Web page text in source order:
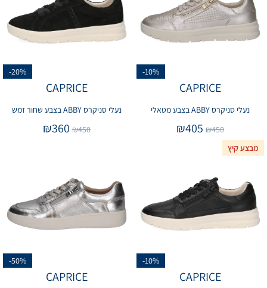
-10%
CAPRICE
נעלי סניקרס ABBY בצבע מטאלי
₪450
₪405
-20%
CAPRICE
נעלי סניקרס ABBY בצבע שחור זמש
₪450
₪360
מבצע קיץ
-10%
CAPRICE
-50%
CAPRICE